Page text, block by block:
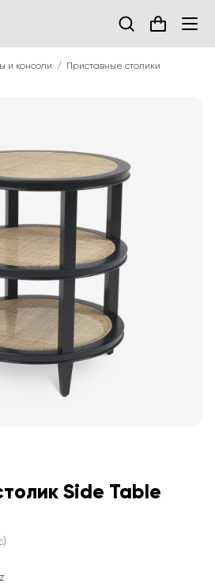
и консоли Приставные столики
Side Table
)